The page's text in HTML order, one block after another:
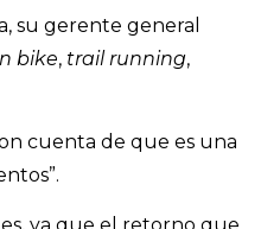
su gerente general
bike, trail running,
cuenta de que es una